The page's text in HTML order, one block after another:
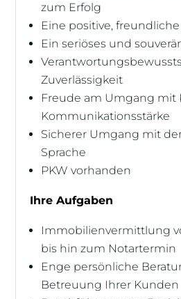
zum Erfolg
Eine positive,
Ein seriöses und
Zuverlässigkeit
Freude am Umgang mit
Kommunikationsstärke
Sicherer Umgang mit
Sprache
PKW vorhanden
Ihre Aufgaben
Immobilienvermittlung
bis hin zum Notartermin
Enge persönliche
Betreuung Ihrer Kunden